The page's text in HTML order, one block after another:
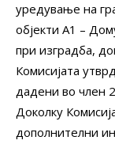
уредување на
објекти А1 –
при изградба,
Комисијата
дадени во член
Доколку
дополнителни